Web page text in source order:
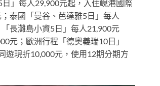
」每人29,900元起，入住峴港國際
泰國「曼谷、芭達雅5日」每人
長灘島小資5日」每人21,900元
元；歐洲行程「德奧義瑞10日」
遊現折10,000元，使用12期分期方